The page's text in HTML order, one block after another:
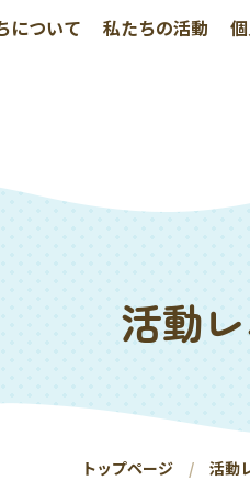
について 私たちの活動
活動
トップページ 活動